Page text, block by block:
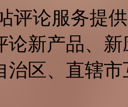
评论服务提
论新产品、
治区、直辖